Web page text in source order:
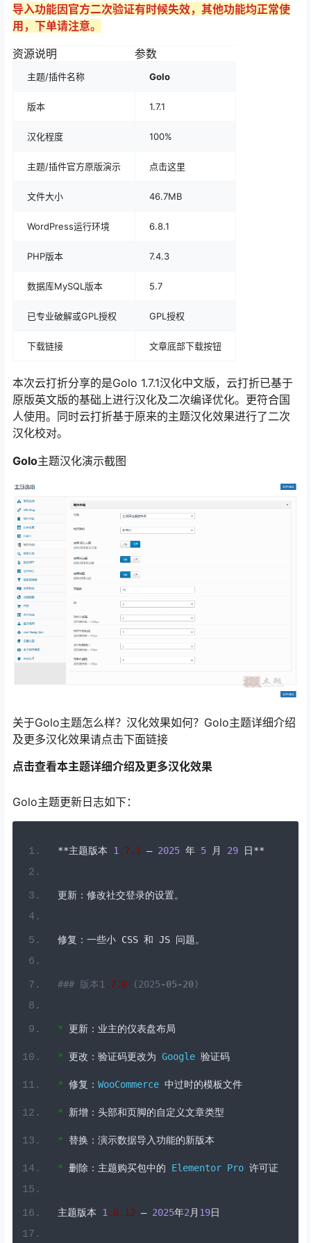
导入功能因官方二次验证有时候失效，其他功能均正常使
用，下单请注意。
资源说明
参数
主题/插件名称 Golo
版本 1.7.1
汉化程度 100%
主题/插件官方原版演示 点击这里
文件大小 46.7MB
WordPress运行环境 6.8.1
PHP版本 7.4.3
数据库MySQL版本 5.7
已专业破解或GPL授权 GPL授权
下载链接 文章底部下载按钮
本次云打折分享的是Golo 1.7.1汉化中文版，云打折已基于
原版英文版的基础上进行汉化及二次编译优化。更符合国
人使用。同时云打折基于原来的主题汉化效果进行了二次
汉化校对。
Golo主题汉化演示截图
关于Golo主题怎么样？汉化效果如何？Golo主题详细介绍
及更多汉化效果请点击下面链接
点击查看本主题详细介绍及更多汉化效果
Golo主题更新日志如下：
**主题版本 1 .7. 1 – 2025 年 5 月 29 日**
更新：修改社交登录的设置。
修复：一些小 CSS 和 JS 问题。
### 版本1 .7.0 (2025-05-20)
* 更新：业主的仪表盘布局
* 更改：验证码更改为 Google 验证码
* 修复： WooCommerce 中过时的模板文件
* 新增：头部和页脚的自定义文章类型
* 替换：演示数据导入功能的新版本
* 删除：主题购买包中的 Elementor Pro 许可证
主题版本 1 .6. 12 – 2025年2 月 19日